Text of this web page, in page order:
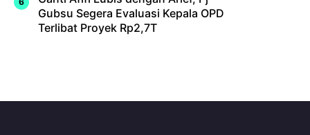
Gubsu Segera Evaluasi Kepala OPD
Terlibat Proyek Rp2,7T